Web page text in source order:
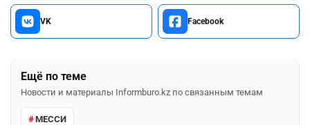
VK Facebook
Ещё по теме
Новости и материалы Informburo.kz по связанным темам
МЕССИ